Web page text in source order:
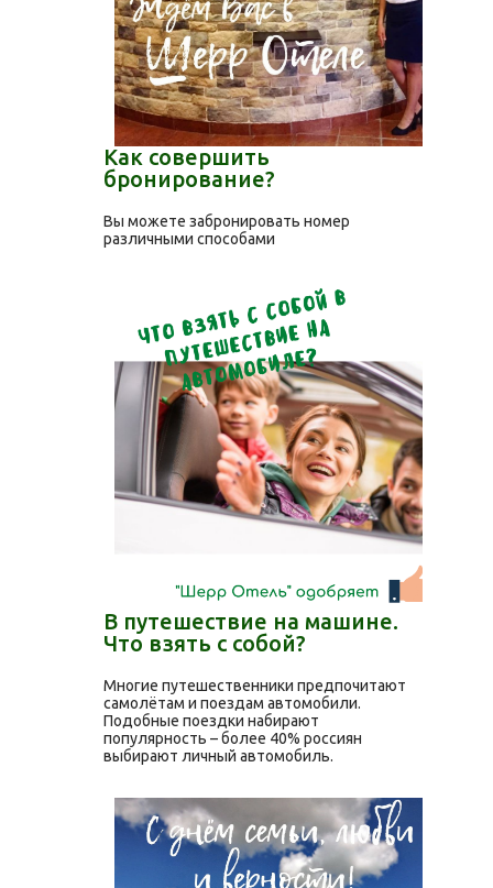
Как совершить
бронирование?
Вы можете забронировать номер
различными способами
В путешествие на машине.
Что взять с собой?
Многие путешественники предпочитают
самолётам и поездам автомобили.
Подобные поездки набирают
популярность – более 40% россиян
выбирают личный автомобиль.